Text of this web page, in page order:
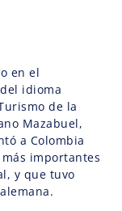
en el
idioma
de la
Mazabuel,
a Colombia
importantes
y que tuvo